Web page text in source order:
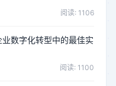
阅读: 1106
数字化转型中的最佳实
阅读: 1100